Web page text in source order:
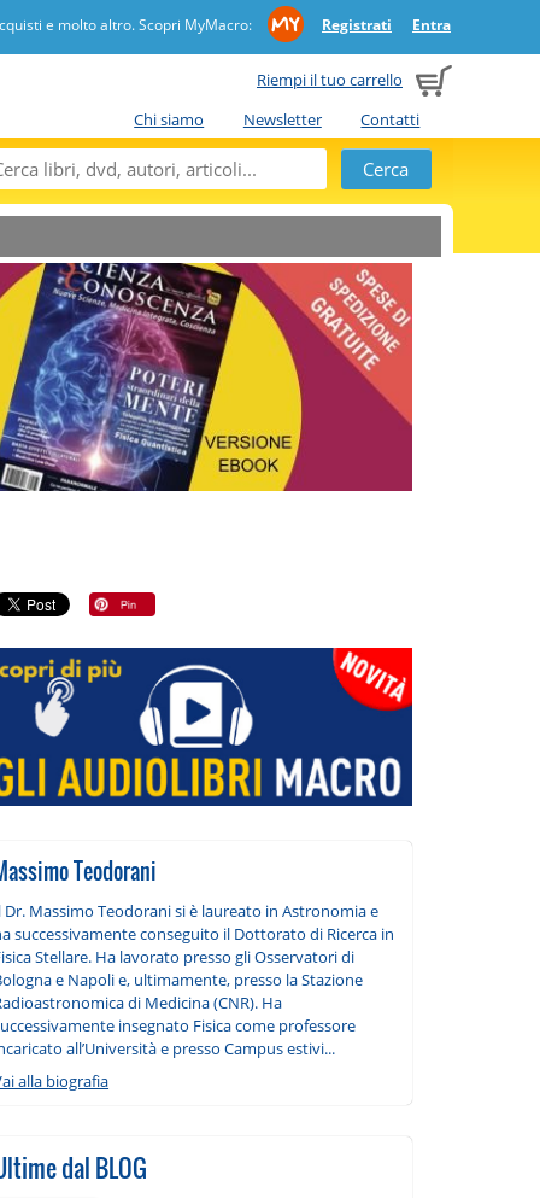
e molto altro. Scopri MyMacro: Registrati Entra
Riempi il tuo carrello
Chi siamo
Newsletter Contatti
Teodorani
Dr. Massimo Teodorani si è laureato in Astronomia e
successivamente conseguito il Dottorato di Ricerca in
Stellare. Ha lavorato presso gli Osservatori di
e Napoli e, ultimamente, presso la Stazione
di Medicina (CNR). Ha
insegnato Fisica come professore
all’Università e presso Campus estivi...
alla biografia
dal BLOG